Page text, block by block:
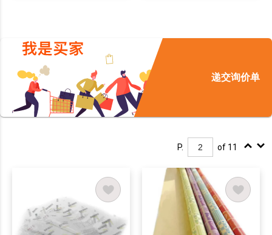
递交询价单
P. of 11